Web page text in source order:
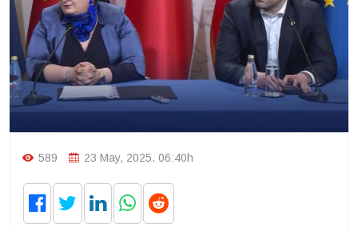
589 23 May, 2025. 06:40h